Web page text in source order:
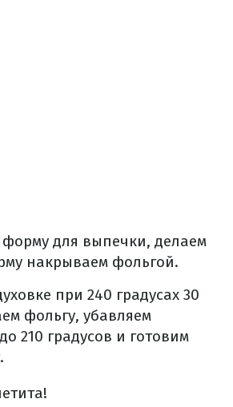
для выпечки, делаем
накрываем фольгой.
при 240 градусах 30
фольгу, убавляем
210 градусов и готовим